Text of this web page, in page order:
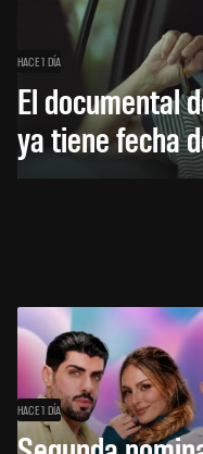
HACE 1 DÍA
El documental
ya tiene fecha
HACE 1 DÍA